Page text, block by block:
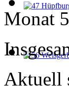
Monat
Aktuell